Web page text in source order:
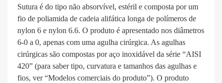
Sutura é do tipo não absorvível, estéril e composta por um
fio de poliamida de cadeia alifática longa de polímeros de
nylon 6 e nylon 6.6. O produto é apresentado nos diâmetros
6-0 a 0, apenas com uma agulha cirúrgica. As agulhas
cirúrgicas são compostas por aço inoxidável da série “AISI
420” (para saber tipo, curvatura e tamanhos das agulhas e
fios, ver “Modelos comerciais do produto”). O produto